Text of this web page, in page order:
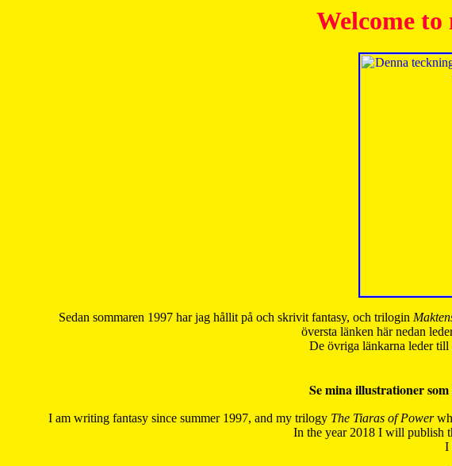
Welcome
Sedan sommaren 1997 har jag hållit på och skrivit fantasy, och trilogin
översta länken här nedan
De övriga länkarna leder till
Se mina illustrationer
I am writing fantasy since summer 1997, and my trilogy The Tiaras of Power
In the year 2018 I will publish
I